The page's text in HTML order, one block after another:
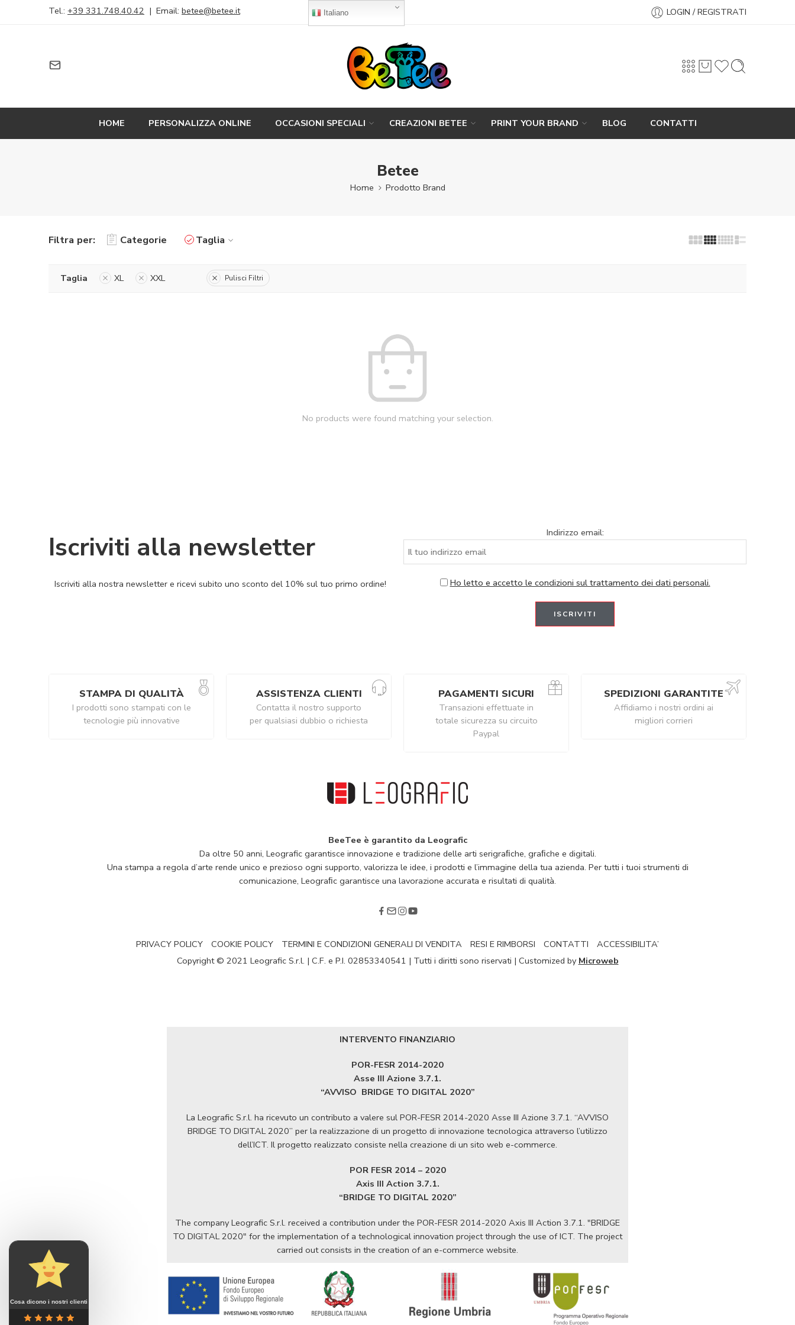
Tel.: +39 331.748.40.42 | Email: betee@betee.it Italiano LOGIN / REGISTRATI
HOME PERSONALIZZA ONLINE OCCASIONI SPECIALI CREAZIONI BETEE PRINT YOUR BRAND BLOG CONTATTI
Betee
Home Prodotto Brand
Filtra per: Categorie Taglia
Taglia XL XXL Pulisci Filtri
No products were found matching your selection.
Iscriviti alla newsletter
Iscriviti alla nostra newsletter e ricevi subito uno sconto del 10% sul tuo primo ordine!
Indirizzo email:
Ho letto e accetto le condizioni sul trattamento dei dati personali.
STAMPA DI QUALITÀ
I prodotti sono stampati con le
tecnologie più innovative
ASSISTENZA CLIENTI
Contatta il nostro supporto
per qualsiasi dubbio o richiesta
PAGAMENTI SICURI
Transazioni effettuate in
totale sicurezza su circuito
Paypal
SPEDIZIONI GARANTITE
Affidiamo i nostri ordini ai
migliori corrieri
BeeTee è garantito da Leografic
Da oltre 50 anni, Leografic garantisce innovazione e tradizione delle arti serigraﬁche, graﬁche e digitali.
Una stampa a regola d’arte rende unico e prezioso ogni supporto, valorizza le idee, i prodotti e l’immagine della tua azienda. Per tutti i tuoi strumenti di
comunicazione, Leograﬁc garantisce una lavorazione accurata e risultati di qualità.
PRIVACY POLICY COOKIE POLICY TERMINI E CONDIZIONI GENERALI DI VENDITA RESI E RIMBORSI CONTATTI
ACCESSIBILITA’
Copyright © 2021 Leografic S.r.l. | C.F. e P.I. 02853340541 | Tutti i diritti sono riservati | Customized by Microweb
INTERVENTO FINANZIARIO
POR-FESR 2014-2020
Asse III Azione 3.7.1.
“AVVISO BRIDGE TO DIGITAL 2020”
La Leografic S.r.l. ha ricevuto un contributo a valere sul POR-FESR 2014-2020 Asse III Azione 3.7.1. “AVVISO
BRIDGE TO DIGITAL 2020” per la realizzazione di un progetto di innovazione tecnologica attraverso l’utilizzo
dell’ICT. Il progetto realizzato consiste nella creazione di un sito web e-commerce.
POR FESR 2014 – 2020
Axis III Action 3.7.1.
“BRIDGE TO DIGITAL 2020”
The company Leografic S.r.l. received a contribution under the POR-FESR 2014-2020 Axis III Action 3.7.1. "BRIDGE
TO DIGITAL 2020" for the implementation of a technological innovation project through the use of ICT. The project
carried out consists in the creation of an e-commerce website.
Cosa dicono i nostri clienti